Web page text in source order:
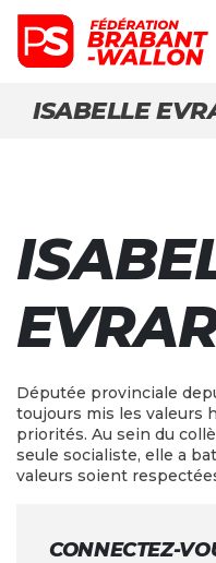
ISABELLE
Députée provinciale
toujours mis les valeurs
priorités. Au sein du
seule socialiste, elle a
valeurs soient
CONNECTEZ-